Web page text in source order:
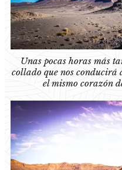
Unas pocas horas más
collado que nos conducirá
el mismo corazón